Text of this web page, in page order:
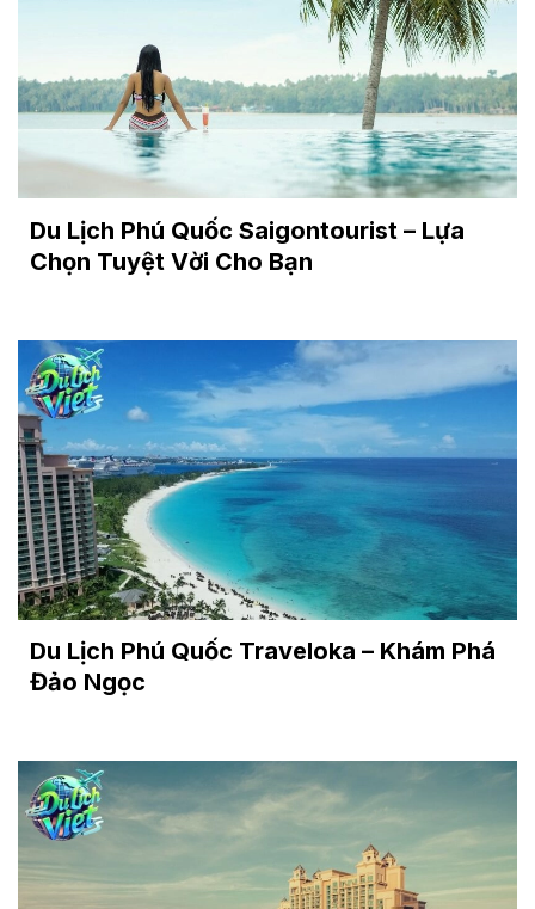
Du Lịch Phú Quốc Saigontourist – Lựa
Chọn Tuyệt Vời Cho Bạn
Du Lịch Phú Quốc Traveloka – Khám Phá
Đảo Ngọc